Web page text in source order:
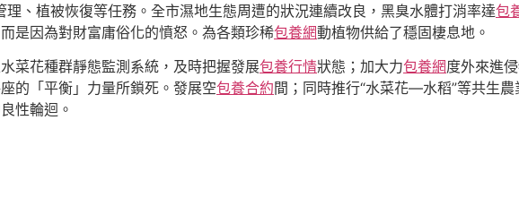
、植被恢復等任務。全市濕地生態周遭的狀況連續改良，黑臭水體打消率達包
是因為對財富庸俗化的憤怒。為各類珍稀包養網動植物供給了穩固棲息地。
菜花種群靜態監測系統，及時把握發展包養行情狀態；加大力包養網度外來進
的「平衡」力量所鎖死。發展空包養合約間；同時推行“水菜花—水稻”等共生
性輪迴。